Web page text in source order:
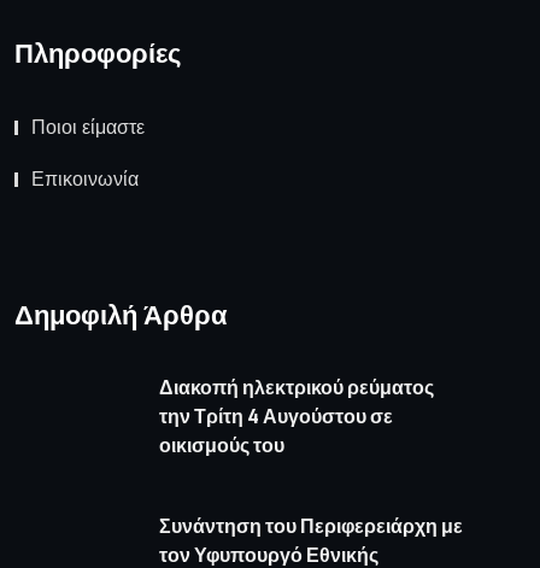
Πληροφορίες
Ποιοι είμαστε
Επικοινωνία
Δημοφιλή Άρθρα
Διακοπή ηλεκτρικού ρεύματος
την Τρίτη 4 Αυγούστου σε
οικισμούς του
Συνάντηση του Περιφερειάρχη με
τον Υφυπουργό Εθνικής